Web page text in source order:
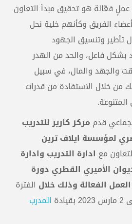
عملٍ فعّالة هو تحقيق مبدأ التعاون
الفريق وكأنهم خلية نحل
تأطير وتنسيق الجهود
بشكل فاعل، والحد من الهدر
والجهد والمال، في سبيل
خلال الاستفادة من قدرات
قدم مركز كارير للتدريب
لمؤسسة ايلاف ترين
مع ادارة التدريب وادارة
الأميري القطري دورة
الفعالة وذلك خلال الفترة
المدرب